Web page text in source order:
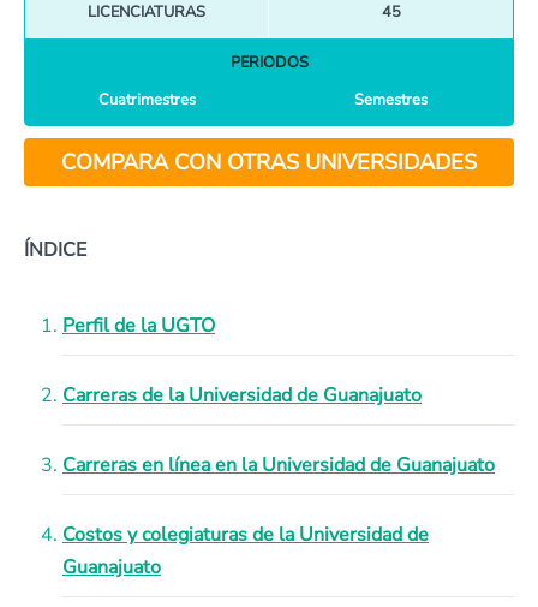
LICENCIATURAS 45
PERIODOS
Cuatrimestres
Semestres
COMPARA CON OTRAS UNIVERSIDADES
ÍNDICE
Perfil de la UGTO
Carreras de la Universidad de Guanajuato
Carreras en línea en la Universidad de Guanajuato
Costos y colegiaturas de la Universidad de
Guanajuato